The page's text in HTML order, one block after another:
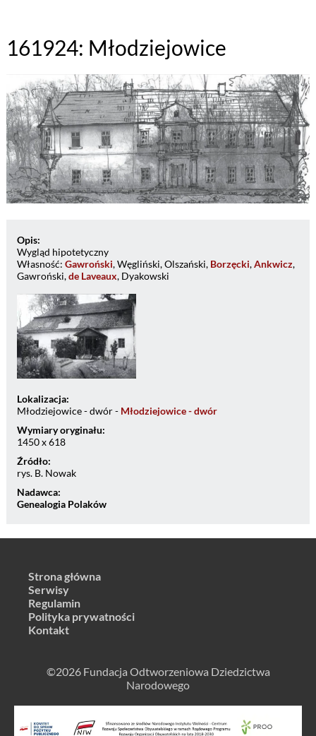
161924: Młodziejowice
Opis:
Wygląd hipotetyczny
Własność: Gawroński, Węgliński, Olszański, Borzęcki,Ankwicz,
Gawroński,de Laveaux, Dyakowski
Lokalizacja:
Młodziejowice - dwór - Młodziejowice - dwór
Wymiary oryginału:
1450 x 618
Źródło:
rys. B. Nowak
Nadawca:
Genealogia Polaków
Strona główna
Serwisy
Regulamin
Polityka prywatności
Kontakt
©2026 Fundacja Odtworzeniowa Dziedzictwa
Narodowego